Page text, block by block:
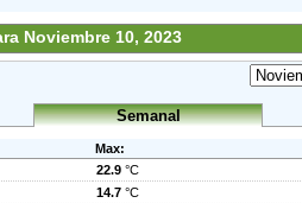
Noviembre 10, 2023
Semanal
Max:
22.9 °C
14.7 °C